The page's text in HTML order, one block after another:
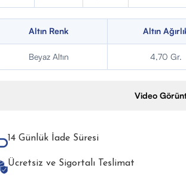
Altın Renk Altın
Beyaz Altın 4,70 Gr.
Video
14 Günlük İade Süresi
Ücretsiz ve Sigortalı Teslimat